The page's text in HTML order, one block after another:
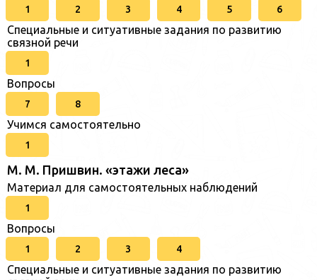
1 2 3 4 5 6
Специальные и ситуативные задания по развитию
связной речи
1
Вопросы
7 8
Учимся самостоятельно
1
М. М. Пришвин. «этажи леса»
Материал для самостоятельных наблюдений
1
Вопросы
1 2 3 4
Специальные и ситуативные задания по развитию